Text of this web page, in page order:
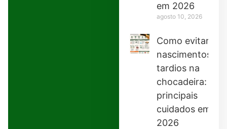
em 2026
agosto 10, 2026
Como evitar
nascimentos
tardios na
chocadeira:
principais
cuidados em
2026